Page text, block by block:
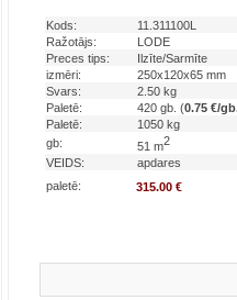
Kods:
11.311100L
Ražotājs:
LODE
Preces tips:
Ilzīte/Sarmīte
izmēri:
250x120x65 mm
Svars:
2.50 kg
Paletē:
420 gb. (0.75 €/
Paletē:
1050 kg
gb:
51 m2
VEIDS:
apdares
paletē:
315.00 €